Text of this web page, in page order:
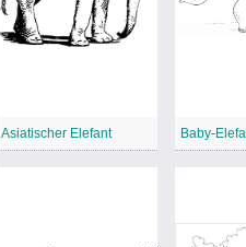
Asiatischer Elefant Baby-